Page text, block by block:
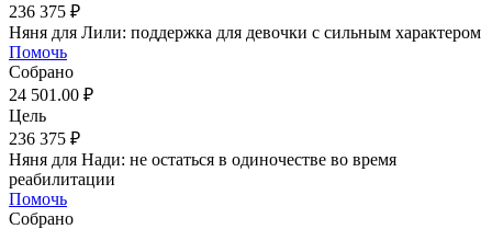
236 375 ₽
Няня для Лили: поддержка для девочки с сильным характером
Помочь
Собрано
24 501.00 ₽
Цель
236 375 ₽
Няня для Нади: не остаться в одиночестве во время
реабилитации
Помочь
Собрано